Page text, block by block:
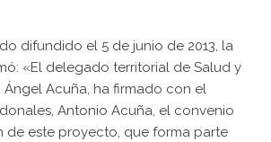
difundido el 5 de junio de 2013, la
«El delegado territorial de Salud y
Ángel Acuña, ha firmado con el
Antonio Acuña, el convenio
de este proyecto, que forma parte